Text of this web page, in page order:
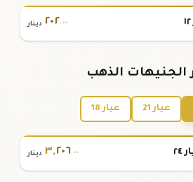
٢٠٢.٠٠ دينار
الجنيهات الذهب
عيار 21 عيار 18
٣,٢٠٦.٠٠ دينار